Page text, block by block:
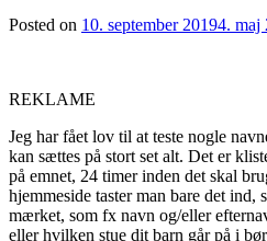
Posted on 10. september 20194. maj
REKLAME
Jeg har fået lov til at teste nogle
kan sættes på stort set alt. Det er
på emnet, 24 timer inden det skal
hjemmeside taster man bare det ind,
mærket, som fx navn og/eller
eller hvilken stue dit barn går på i